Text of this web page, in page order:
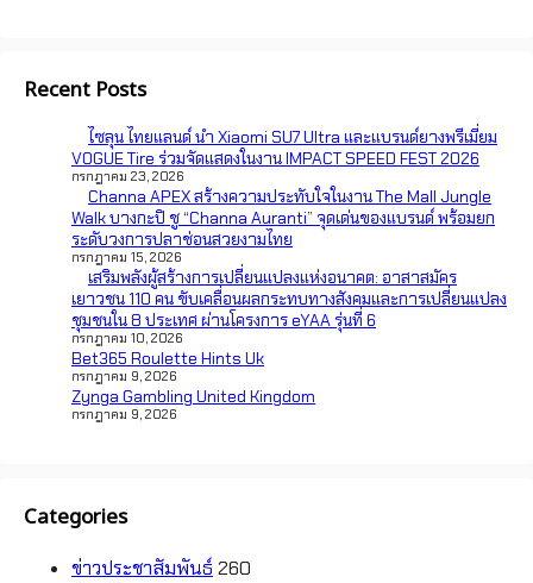
Recent Posts
ไซลุน ไทยแลนด์ นำ Xiaomi SU7 Ultra และแบรนด์ยางพรีเมี่ยม
VOGUE Tire ร่วมจัดแสดงในงาน IMPACT SPEED FEST 2026
กรกฎาคม 23, 2026
Channa APEX สร้างความประทับใจในงาน The Mall Jungle
Walk บางกะปิ ชู “Channa Auranti” จุดเด่นของแบรนด์ พร้อมยก
ระดับวงการปลาช่อนสวยงามไทย
กรกฎาคม 15, 2026
เสริมพลังผู้สร้างการเปลี่ยนแปลงแห่งอนาคต: อาสาสมัคร
เยาวชน 110 คน ขับเคลื่อนผลกระทบทางสังคมและการเปลี่ยนแปลง
ชุมชนใน 8 ประเทศ ผ่านโครงการ eYAA รุ่นที่ 6
กรกฎาคม 10, 2026
Bet365 Roulette Hints Uk
กรกฎาคม 9, 2026
Zynga Gambling United Kingdom
กรกฎาคม 9, 2026
Categories
ข่าวประชาสัมพันธ์ 260